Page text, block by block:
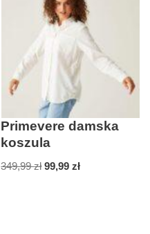
Primevere damska
koszula
349,99zł 99,99zł